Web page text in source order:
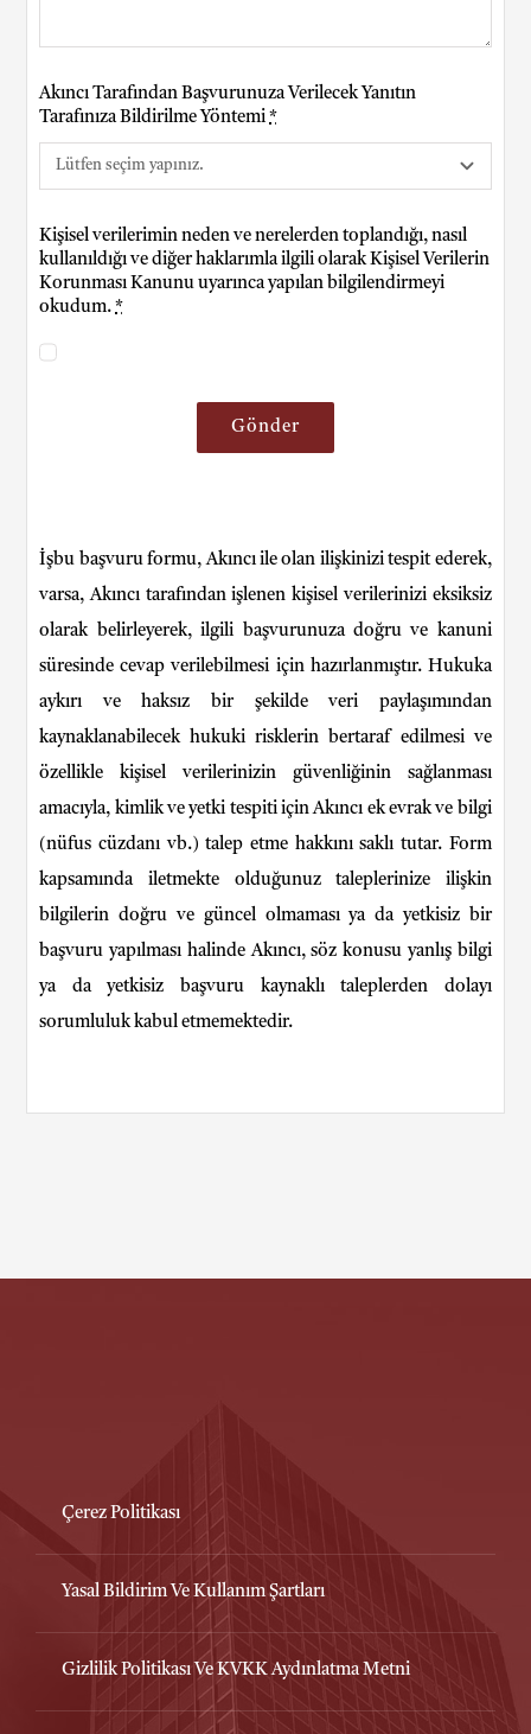
Akıncı Tarafından Başvurunuza Verilecek Yanıtın
Tarafınıza Bildirilme Yöntemi*
Kişisel verilerimin neden ve nerelerden toplandığı, nasıl
kullanıldığı ve diğer haklarımla ilgili olarak Kişisel Verilerin
Korunması Kanunu uyarınca yapılan bilgilendirmeyi
okudum.*
Gönder
İşbu başvuru formu, Akıncı ile olan ilişkinizi tespit ederek,
varsa, Akıncı tarafından işlenen kişisel verilerinizi eksiksiz
olarak belirleyerek, ilgili başvurunuza doğru ve kanuni
süresinde cevap verilebilmesi için hazırlanmıştır. Hukuka
aykırı ve haksız bir şekilde veri paylaşımından
kaynaklanabilecek hukuki risklerin bertaraf edilmesi ve
özellikle kişisel verilerinizin güvenliğinin sağlanması
amacıyla, kimlik ve yetki tespiti için Akıncı ek evrak ve bilgi
(nüfus cüzdanı vb.) talep etme hakkını saklı tutar. Form
kapsamında iletmekte olduğunuz taleplerinize ilişkin
bilgilerin doğru ve güncel olmaması ya da yetkisiz bir
başvuru yapılması halinde Akıncı, söz konusu yanlış bilgi
ya da yetkisiz başvuru kaynaklı taleplerden dolayı
sorumluluk kabul etmemektedir.
Çerez Politikası
Yasal Bildirim Ve Kullanım Şartları
Gizlilik Politikası Ve KVKK Aydınlatma Metni